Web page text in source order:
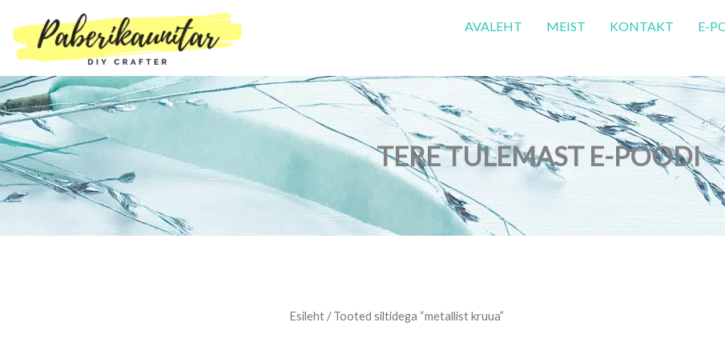
content
AVALEHT MEIST KONTAKT E-
TERE TULEMAST E-POODI
Esileht/ Tooted siltidega “metallist kruua”